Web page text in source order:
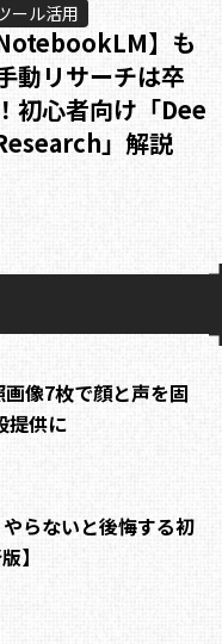
ール活用
NotebookLM】も
動リサーチは卒
初心者向け「Dee
」解説
像7枚で顔と声を固
提供に
らないと後悔する初
】